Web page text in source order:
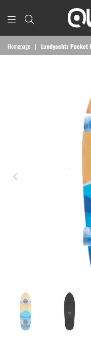
Homepage | Landyachtz Pocket